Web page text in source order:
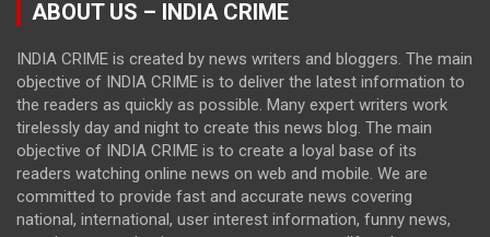
ABOUT US – INDIA CRIME
INDIA CRIME is created by news writers and bloggers. The main
objective of INDIA CRIME is to deliver the latest information to
the readers as quickly as possible. Many expert writers work
tirelessly day and night to create this news blog. The main
objective of INDIA CRIME is to create a loyal base of its
readers watching online news on web and mobile. We are
committed to provide fast and accurate news covering
national, international, user interest information, funny news,